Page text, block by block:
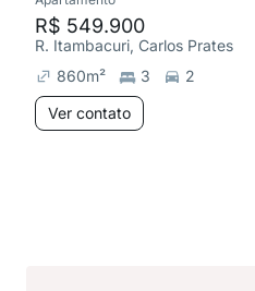
R$ 549.900
R. Itambacuri, Carlos Prates
860m² 3
2
Ver contato